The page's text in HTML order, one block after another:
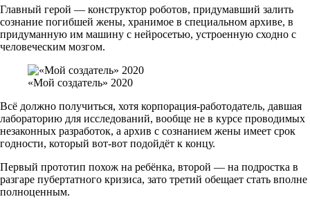
Главный герой — конструктор роботов, придумавший залить
сознание погибшей жены, хранимое в специальном архиве, в
придуманную им машину с нейросетью, устроенную сходно с
человеческим мозгом.
«Мой создатель» 2020
Всё должно получиться, хотя корпорация-работодатель, давшая
лабораторию для исследований, вообще не в курсе проводимых
незаконных разработок, а архив с сознанием жены имеет срок
годности, который вот-вот подойдёт к концу.
Первый прототип похож на ребёнка, второй — на подростка в
разгаре пубертатного кризиса, зато третий обещает стать вполне
полноценным.